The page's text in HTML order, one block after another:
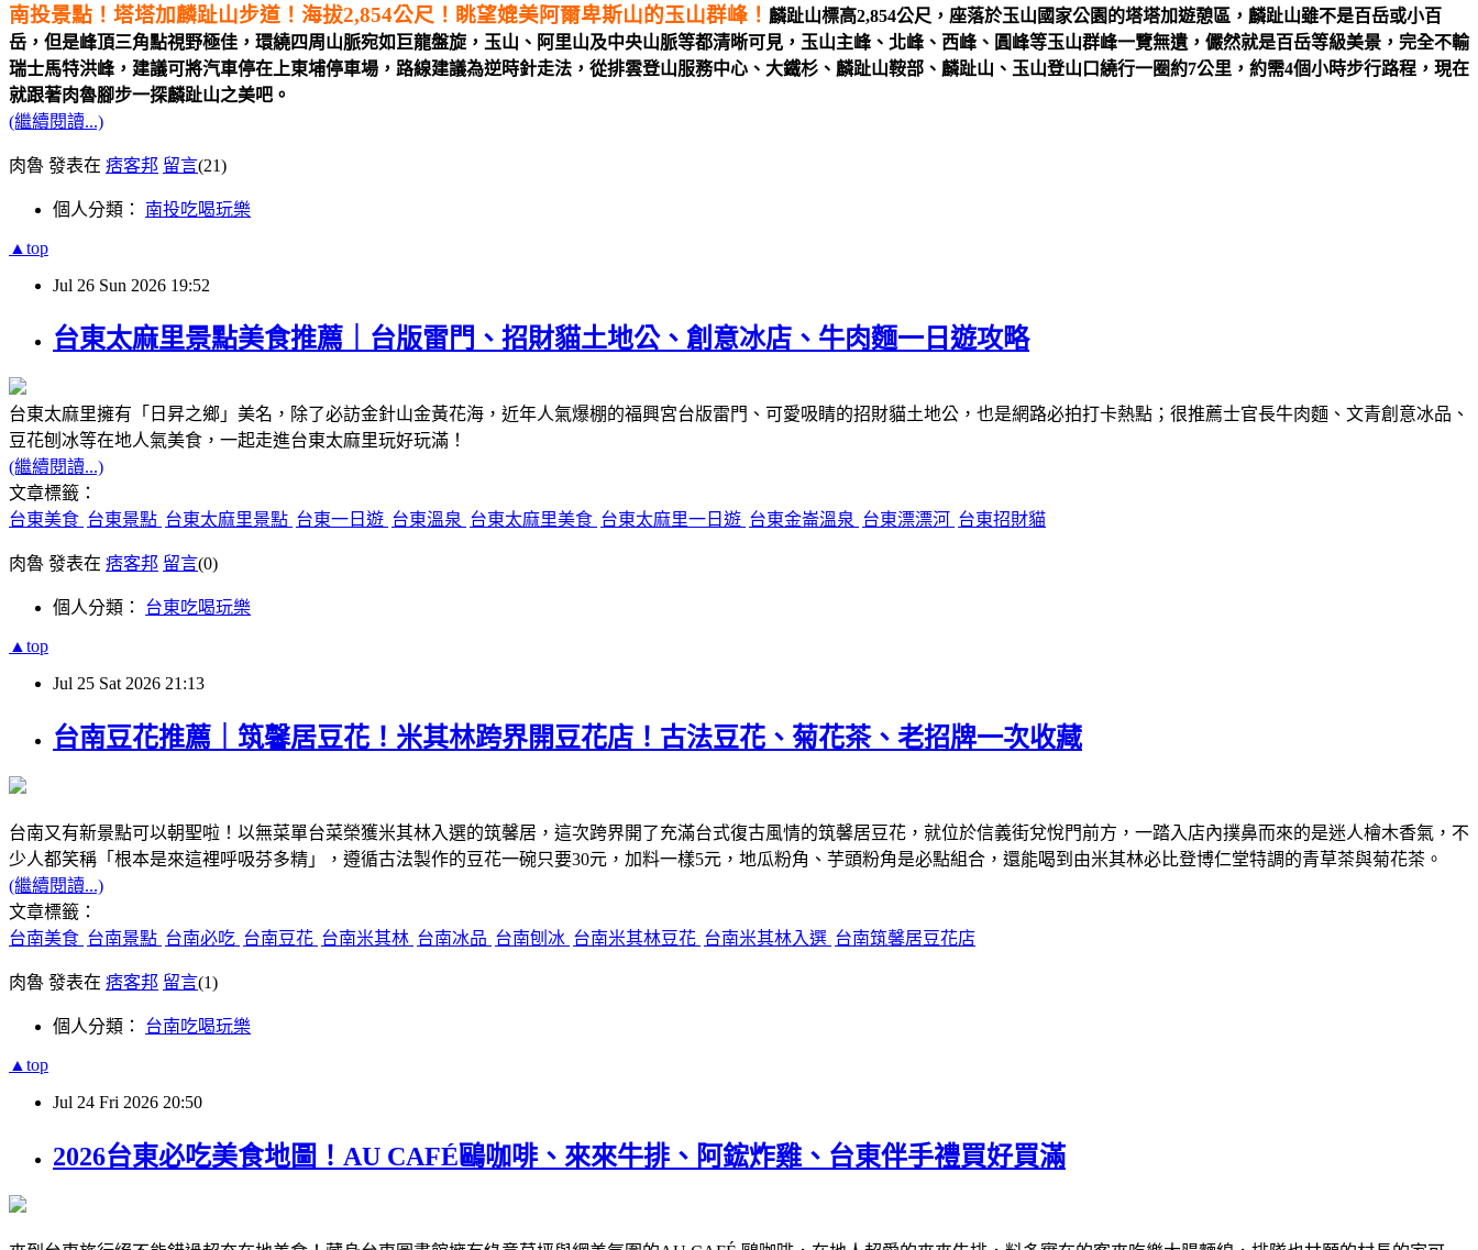
南投景點！塔塔加麟趾山步道！海拔2,854公尺！眺望媲美阿爾卑斯山的玉山群峰！ 麟趾山標高2,854公尺，座落於玉山國家公園的塔塔加遊憩區，麟趾山雖不是百岳或小百
岳，但是峰頂三角點視野極佳，環繞四周山脈宛如巨龍盤旋，玉山、阿里山及中央山脈等都清晰可見，玉山主峰、北峰、西峰、圓峰等玉山群峰一覽無遺，儼然就是百岳等級美景，完全不輸
瑞士馬特洪峰，建議可將汽車停在上東埔停車場，路線建議為逆時針走法，從排雲登山服務中心、大鐵杉、麟趾山鞍部、麟趾山、玉山登山口繞行一圈約7公里，約需4個小時步行路程，現在
就跟著肉魯腳步一探麟趾山之美吧。
(繼續閱讀...)
肉魯 發表在 痞客邦 留言(21)
個人分類： 南投吃喝玩樂
▲top
Jul 26 Sun 2026 19:52
台東太麻里景點美食推薦｜台版雷門、招財貓土地公、創意冰店、牛肉麵一日遊攻略
台東太麻里擁有「日昇之鄉」美名，除了必訪金針山金黃花海，近年人氣爆棚的福興宮台版雷門、可愛吸睛的招財貓土地公，也是網路必拍打卡熱點；很推薦士官長牛肉麵、文青創意冰品、
豆花刨冰等在地人氣美食，一起走進台東太麻里玩好玩滿！
(繼續閱讀...)
文章標籤：
台東美食 台東景點 台東太麻里景點 台東一日遊 台東溫泉 台東太麻里美食 台東太麻里一日遊 台東金崙溫泉 台東漂漂河 台東招財貓
肉魯 發表在 痞客邦 留言(0)
個人分類： 台東吃喝玩樂
▲top
Jul 25 Sat 2026 21:13
台南豆花推薦｜筑馨居豆花！米其林跨界開豆花店！古法豆花、菊花茶、老招牌一次收藏
台南又有新景點可以朝聖啦！以無菜單台菜榮獲米其林入選的筑馨居，這次跨界開了充滿台式復古風情的筑馨居豆花，就位於信義街兌悅門前方，一踏入店內撲鼻而來的是迷人檜木香氣，不
少人都笑稱「根本是來這裡呼吸芬多精」，遵循古法製作的豆花一碗只要30元，加料一樣5元，地瓜粉角、芋頭粉角是必點組合，還能喝到由米其林必比登博仁堂特調的青草茶與菊花茶。
(繼續閱讀...)
文章標籤：
台南美食 台南景點 台南必吃 台南豆花 台南米其林 台南冰品 台南刨冰 台南米其林豆花 台南米其林入選 台南筑馨居豆花店
肉魯 發表在 痞客邦 留言(1)
個人分類： 台南吃喝玩樂
▲top
Jul 24 Fri 2026 20:50
2026台東必吃美食地圖！AU CAFÉ鷗咖啡、來來牛排、阿鋐炸雞、台東伴手禮買好買滿